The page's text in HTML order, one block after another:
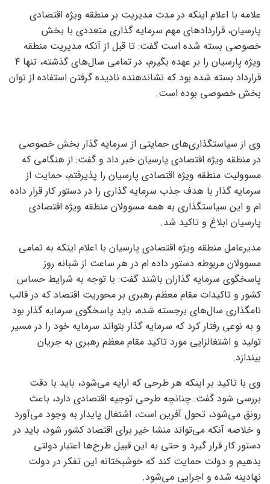
علامه با اعلام اینکه در مدت مدیریت بر منطقه ویژه اقتصادی
پارسیان، قرارداد‌های مهم سرمایه گذاری متعددی با بخش
خصوصی بسته شده است گفت: تا قبل از آنکه مدیریت منطقه
ویژه پارسیان را بر عهده بگیرم، در تمامی سال‌های گذشته، تنها ۴
قرارداد بسته شده بود که نشاندهنده نادیده گرفتن استفاده از توان
بخش خصوصی بوده است.
وی از سیاستگذاری‌های حمایتی از سرمایه گذار بخش خصوصی
در منطقه ویژه اقتصادی پارسیان خبر داد و گفت: از هنگامی که
مسوولیت منطقه ویژه اقتصادی پارسیان را پذیرفتم، حمایت از
سرمایه گذار با هدف جذب سرمایه گذاری را در دستور کار قرار داده
ام و این سیاستگذاری به همه مسوولان منطقه ویژه اقتصادی
پارسیان ابلاغ و تاکید شد.
مدیرعامل منطقه ویژه اقتصادی پارسیان با اعلام اینکه به تمامی
مسوولان مربوطه دستور داده ام در هر ساعت از شبانه روز
پاسخگوی سرمایه گذاران باشند گفت: با توجه به شرایط حساس
کشور و تاکیدات مقام معظم رهبری بر محوریت اقتصاد که در قالب
نامگذاری سال‌های برجسته شده، باید پاسخگوی سرمایه گذار بود
و به نوعی رفتار کرد که سرمایه گذار بتواند سرمایه خود را در مسیر
تولید و اشتغالزایی مورد تاکید مقام معظم رهبری به جریان
بیندازد.
وی با تاکید بر اینکه هر طرحی که ارایه می‌شود، باید با دقت
بررسی شود گفت: چنانچه طرحی توجیه اقتصادی دارد، باعث
رونق می‌شود، تحول آفرین است، اشتغال پایدار به وجود می‌آورد
و خلاصه آنکه می‌تواند منشا خیر برای اقتصاد کشور شود، باید در
دستور کار قرار گیرد و حتی به این قبیل طرح‌ها اعتبار دولتی
بدهیم و دولت حمایت کند که خوشبختانه این تفکر در دولت
نهادینه شده و اجرایی می‌شود.